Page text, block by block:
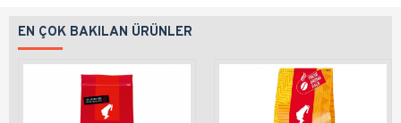
EN ÇOK BAKILAN ÜRÜNLER